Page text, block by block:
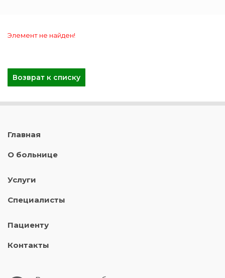
Элемент не найден!
Возврат к списку
Главная
О больнице
Услуги
Специалисты
Пациенту
Контакты